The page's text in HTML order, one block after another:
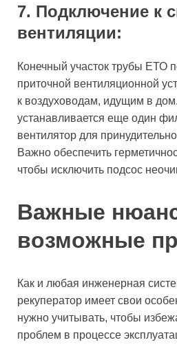
7. Подключение к
вентиляции:
Конечный участок трубы ЕТО
приточной вентиляционной
к воздуховодам, идущим в
устанавливается еще один
вентилятор для
Важно обеспечить
чтобы исключить подсос
Важные
возможные
Как и любая инженерная
рекуператор имеет свои
нужно учитывать, чтобы
проблем в процессе